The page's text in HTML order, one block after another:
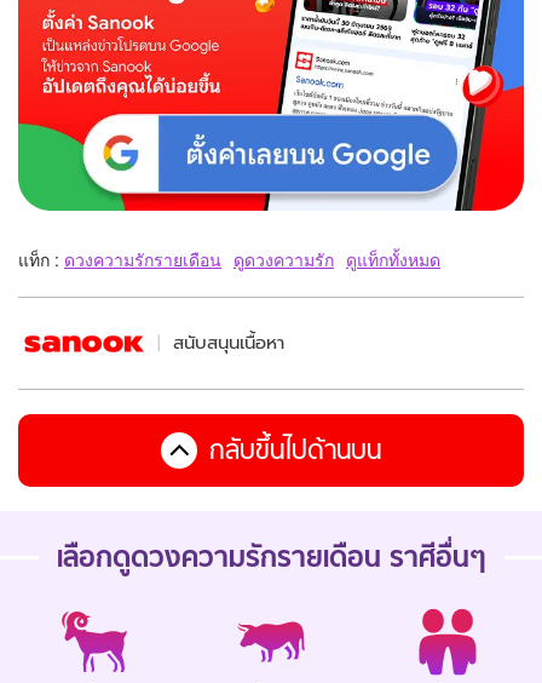
แท็ก : ดวงความรักรายเดือน ดูดวงความรัก ดูแท็กทั้งหมด
สนับสนุนเนื้อหา
กลับขึ้นไปด้านบน
เลือกดูดวงความรักรายเดือน ราศีอื่นๆ